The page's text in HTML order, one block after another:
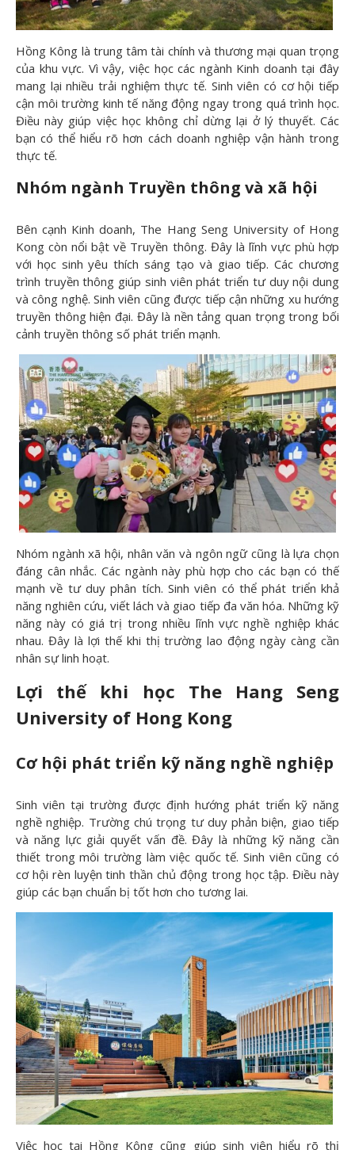
Hồng Kông là trung tâm tài chính và thương mại quan trọng
của khu vực. Vì vậy, việc học các ngành Kinh doanh tại đây
mang lại nhiều trải nghiệm thực tế. Sinh viên có cơ hội tiếp
cận môi trường kinh tế năng động ngay trong quá trình học.
Điều này giúp việc học không chỉ dừng lại ở lý thuyết. Các
bạn có thể hiểu rõ hơn cách doanh nghiệp vận hành trong
thực tế.
Nhóm ngành Truyền thông và xã hội
Bên cạnh Kinh doanh, The Hang Seng University of Hong
Kong còn nổi bật về Truyền thông. Đây là lĩnh vực phù hợp
với học sinh yêu thích sáng tạo và giao tiếp. Các chương
trình truyền thông giúp sinh viên phát triển tư duy nội dung
và công nghệ. Sinh viên cũng được tiếp cận những xu hướng
truyền thông hiện đại. Đây là nền tảng quan trọng trong bối
cảnh truyền thông số phát triển mạnh.
Nhóm ngành xã hội, nhân văn và ngôn ngữ cũng là lựa chọn
đáng cân nhắc. Các ngành này phù hợp cho các bạn có thế
mạnh về tư duy phân tích. Sinh viên có thể phát triển khả
năng nghiên cứu, viết lách và giao tiếp đa văn hóa. Những kỹ
năng này có giá trị trong nhiều lĩnh vực nghề nghiệp khác
nhau. Đây là lợi thế khi thị trường lao động ngày càng cần
nhân sự linh hoạt.
Lợi thế khi học The Hang Seng
University of Hong Kong
Cơ hội phát triển kỹ năng nghề nghiệp
Sinh viên tại trường được định hướng phát triển kỹ năng
nghề nghiệp. Trường chú trọng tư duy phản biện, giao tiếp
và năng lực giải quyết vấn đề. Đây là những kỹ năng cần
thiết trong môi trường làm việc quốc tế. Sinh viên cũng có
cơ hội rèn luyện tinh thần chủ động trong học tập. Điều này
giúp các bạn chuẩn bị tốt hơn cho tương lai.
Việc học tại Hồng Kông cũng giúp sinh viên hiểu rõ thị